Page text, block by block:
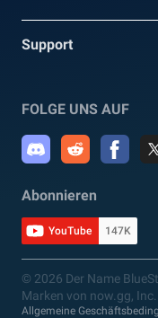
Support
FOLGE UNS AUF
Abonnieren
YouTube 147K
© 2026 Der Name
Marken von now.gg, Inc.
Allgemeine